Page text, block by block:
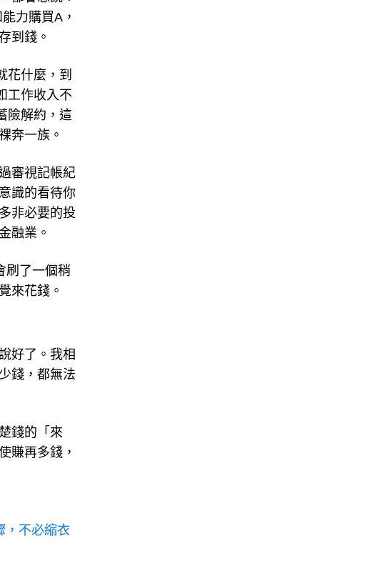
都會想說：
力購買A，
花什麼，到
工作收入不
解約，這
審視記帳紀
識的看待你
非必要的投
了一個稍
好了。我相
錢，都無法
錢的「來
賺再多錢，
不必縮衣